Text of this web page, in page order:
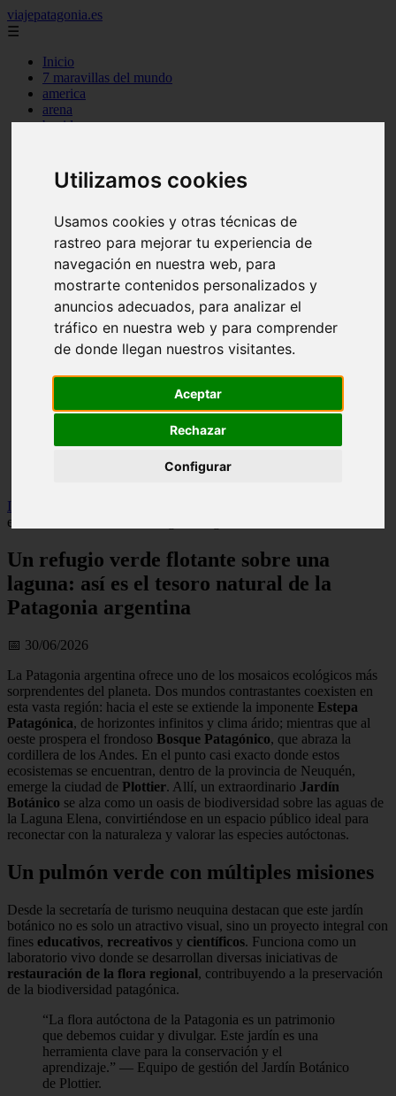
Utilizamos cookies
Usamos cookies y otras técnicas de
rastreo para mejorar tu experiencia de
navegación en nuestra web, para
mostrarte contenidos personalizados y
anuncios adecuados, para analizar el
tráfico en nuestra web y para comprender
de donde llegan nuestros visitantes.
Aceptar
Rechazar
Configurar
viajepatagonia.es
☰
Inicio
7 maravillas del mundo
america
arena
benidorm
c entre rios
c generalidades del pais
c neuquen
c provincias
c rio negro
c santa fe
c tierra de fuego
c tucuman
c zona austral
carmen
category
gijon
live
naturaleza
Inicio
es el tesoro natural de la Patagonia argentina
Un refugio verde flotante sobre una
laguna: así es el tesoro natural de la
Patagonia argentina
📅 30/06/2026
La Patagonia argentina ofrece uno de los mosaicos ecológicos más
sorprendentes del planeta. Dos mundos contrastantes coexisten en
esta vasta región: hacia el este se extiende la imponente Estepa
Patagónica, de horizontes infinitos y clima árido; mientras que al
oeste prospera el frondoso Bosque Patagónico, que abraza la
cordillera de los Andes. En el punto casi exacto donde estos
ecosistemas se encuentran, dentro de la provincia de Neuquén,
emerge la ciudad de Plottier. Allí, un extraordinario Jardín
Botánico se alza como un oasis de biodiversidad sobre las aguas de
la Laguna Elena, convirtiéndose en un espacio público ideal para
reconectar con la naturaleza y valorar las especies autóctonas.
Un pulmón verde con múltiples misiones
Desde la secretaría de turismo neuquina destacan que este jardín
botánico no es solo un atractivo visual, sino un proyecto integral con
fines educativos, recreativos y científicos. Funciona como un
laboratorio vivo donde se desarrollan diversas iniciativas de
restauración de la flora regional, contribuyendo a la preservación
de la biodiversidad patagónica.
“La flora autóctona de la Patagonia es un patrimonio
que debemos cuidar y divulgar. Este jardín es una
herramienta clave para la conservación y el
aprendizaje.” — Equipo de gestión del Jardín Botánico
de Plottier.